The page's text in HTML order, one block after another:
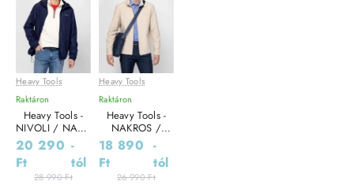
Leárazás
Heavy Tools
Raktáron
Heavy Tools -
NIVOLI / NAVY
- Férfi dzseki
20 290
Ft
-
tól
28 990 Ft
Leárazás
Heavy Tools
Raktáron
Heavy Tools -
NAKROS /
SAND - Férfi
dzseki
18 890
Ft
-
tól
26 990 Ft